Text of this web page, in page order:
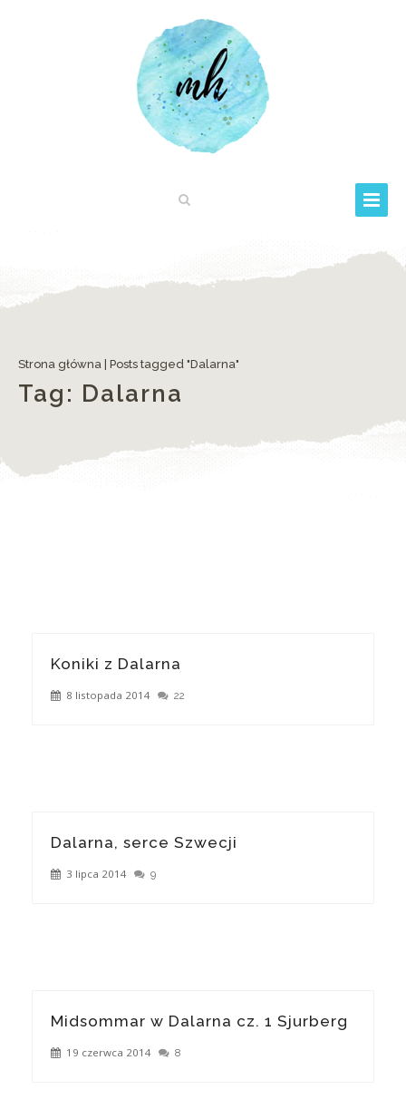
Strona główna Posts tagged "Dalarna"
Tag: Dalarna
Koniki z Dalarna
8 listopada 2014 22
Dalarna, serce Szwecji
3 lipca 2014 9
Midsommar w Dalarna cz. 1 Sjurberg
19 czerwca 2014 8